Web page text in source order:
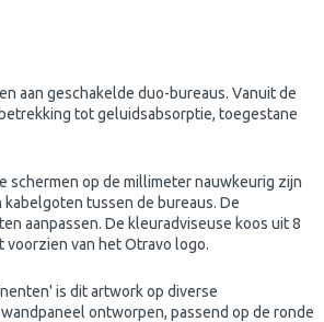
aan geschakelde duo-bureaus. Vanuit de
tot geluidsabsorptie, toegestane
schermen op de millimeter nauwkeurig zijn
tussen de bureaus. De
aanpassen. De kleuradviseuse koos uit 8
van het Otravo logo.
is dit artwork op diverse
ontworpen, passend op de ronde